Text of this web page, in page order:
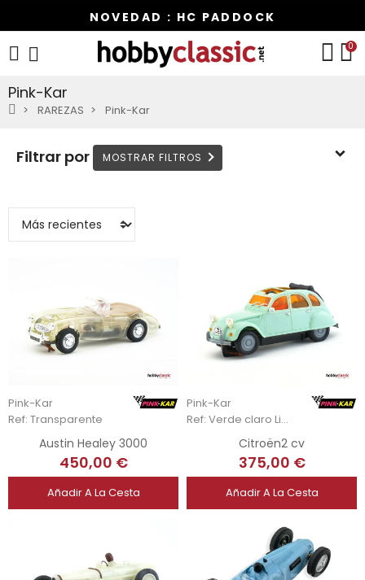
NOVEDAD : HC PADDOCK
0
Pink-Kar
RAREZAS Pink-Kar
Filtrar por
Pink-Kar
Ref: Transparente
Austin Healey 3000
450,00 €
Añadir A La Cesta
Pink-Kar
Ref: Verde claro Light green
Citroën2 cv
375,00 €
Añadir A La Cesta